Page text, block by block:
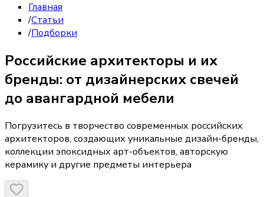
Главная
/Статьи
/Подборки
Российские архитекторы и их
бренды: от дизайнерских свечей
до авангардной мебели
Погрузитесь в творчество современных российских
архитекторов, создающих уникальные дизайн-бренды,
коллекции эпоксидных арт-объектов, авторскую
керамику и другие предметы интерьера